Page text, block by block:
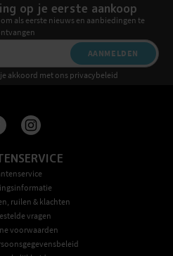
op je eerste aankoop
als eerste nieuws en aanbiedingen te
AANMELDEN
akkoord met ons privacybeleid
ruilen & klachten
vragen
voorwaarden